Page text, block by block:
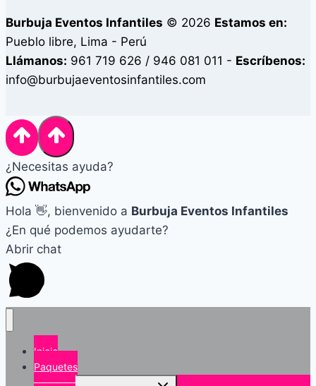
Burbuja Eventos Infantiles © 2026 Estamos en:
Pueblo libre, Lima - Perú
Llámanos: 961 719 626 / 946 081 011 - Escríbenos:
info@burbujaeventosinfantiles.com
¿Necesitas ayuda?
Hola 👋, bienvenido a Burbuja Eventos Infantiles
¿En qué podemos ayudarte?
Abrir chat
Inicio
Paquetes